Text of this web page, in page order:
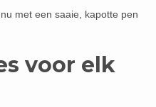
met een saaie, kapotte pen
voor elk